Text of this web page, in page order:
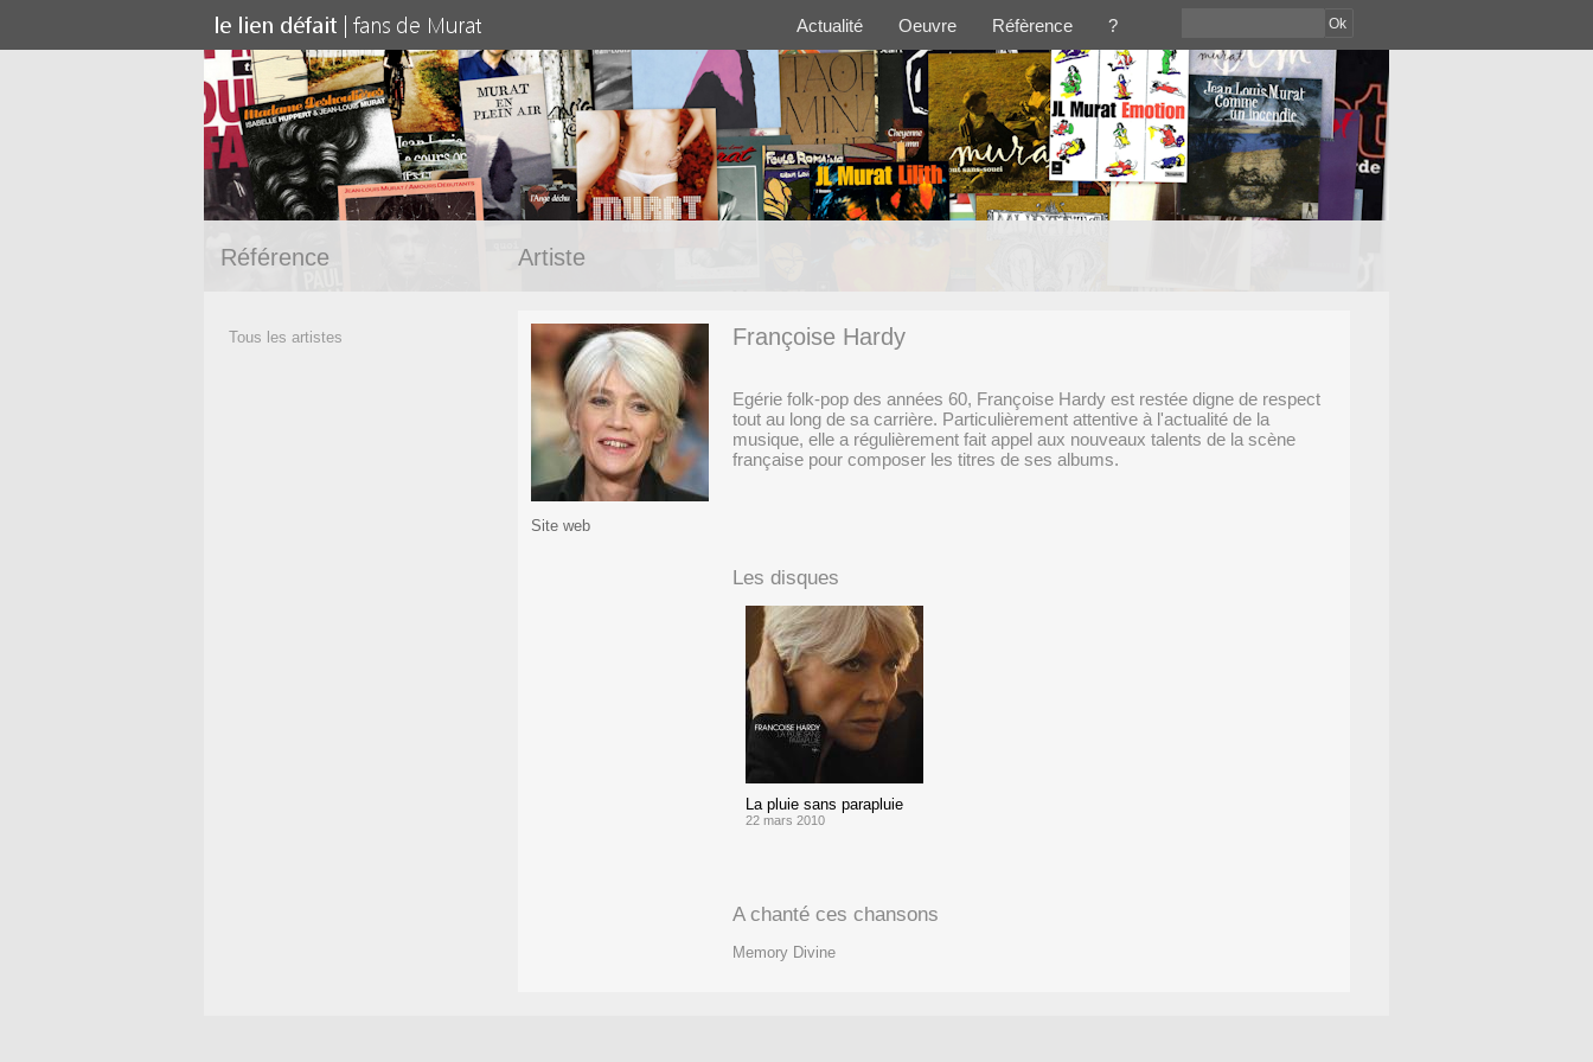
Référence Artiste
Tous les artistes
Site web
Françoise Hardy
Egérie folk-pop des années 60, Françoise Hardy est restée digne de respect
tout au long de sa carrière. Particulièrement attentive à l'actualité de la
musique, elle a régulièrement fait appel aux nouveaux talents de la scène
française pour composer les titres de ses albums.
Les disques
La pluie sans parapluie
22 mars 2010
A chanté ces chansons
Memory Divine
Ok
Actualité Oeuvre Réfèrence ?